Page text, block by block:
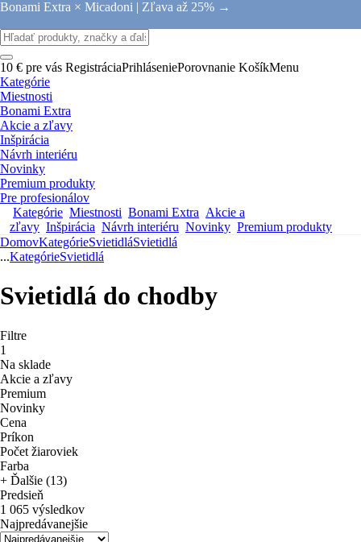
Bonami Extra × Micadoni | Zľava až 25% →
10 € pre vás RegistráciaPrihláseniePorovnanie KošíkMenu
Kategórie
Miestnosti
Bonami Extra
Akcie a zľavy
Inšpirácia
Návrh interiéru
Novinky
Premium produkty
Pre profesionálov
Kategórie Miestnosti Bonami Extra Akcie a
zľavy Inšpirácia Návrh interiéru Novinky Premium produkty
DomovKategórieSvietidláSvietidlá
...KategórieSvietidlá
Svietidlá do chodby
Filtre
1
Na sklade
Akcie a zľavy
Premium
Novinky
Cena
Príkon
Počet žiaroviek
Farba
+ Ďalšie (13)
Predsieň
1 065 výsledkov
Najpredávanejšie